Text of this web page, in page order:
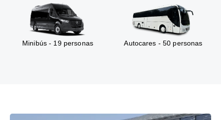
Minibús - 19 personas Autocares - 50 personas